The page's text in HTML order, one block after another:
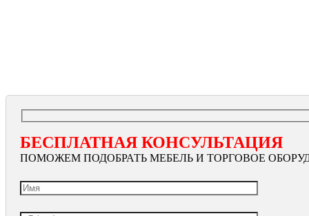
БЕСПЛАТНАЯ КОНСУЛЬТАЦИЯ
ПОМОЖЕМ ПОДОБРАТЬ МЕБЕЛЬ И ТОРГОВОЕ